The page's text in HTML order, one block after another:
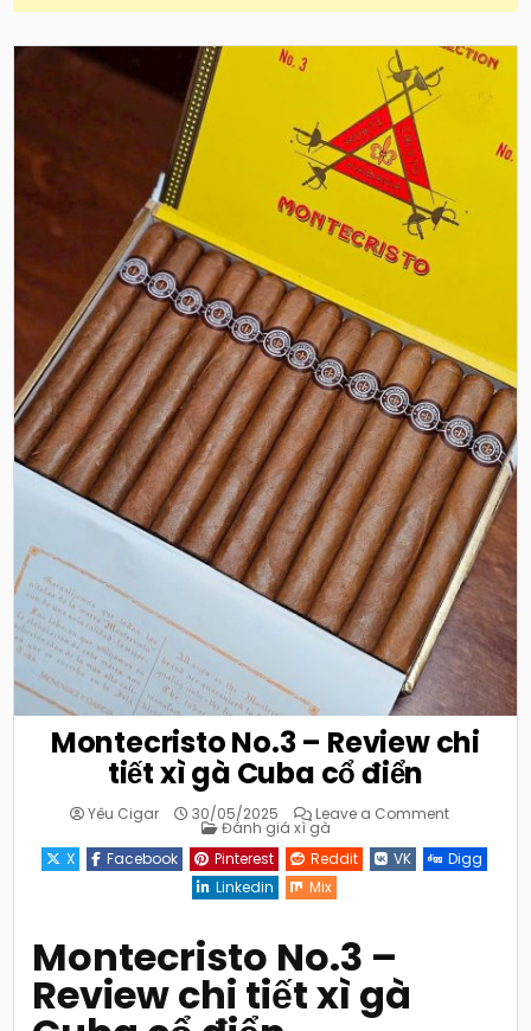
Montecristo No.3 – Review chi
tiết xì gà Cuba cổ điển
Yêu Cigar 30/05/2025 Leave a Commenton
–
Review
Posted
Đánh giá xì gà
X
Facebook Pinterest Reddit VK
Digg
Linkedin
Mix
Montecristo No.3 –
Review chi tiết xì gà